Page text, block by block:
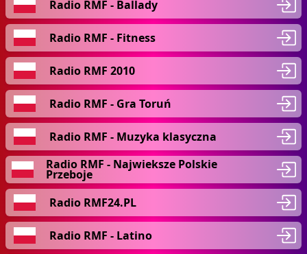
Radio RMF - Ballady
Radio RMF - Fitness
Radio RMF 2010
Radio RMF - Gra Toruń
Radio RMF - Muzyka klasyczna
Radio RMF - Najwieksze Polskie
Przeboje
Radio RMF24.PL
Radio RMF - Latino